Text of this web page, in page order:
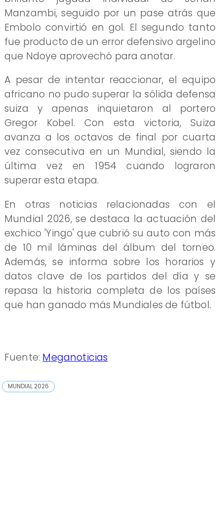
Manzambi, seguido por un pase atrás que
Embolo convirtió en gol. El segundo tanto
fue producto de un error defensivo argelino
que Ndoye aprovechó para anotar.
A pesar de intentar reaccionar, el equipo
africano no pudo superar la sólida defensa
suiza y apenas inquietaron al portero
Gregor Kobel. Con esta victoria, Suiza
avanza a los octavos de final por cuarta
vez consecutiva en un Mundial, siendo la
última vez en 1954 cuando lograron
superar esta etapa.
En otras noticias relacionadas con el
Mundial 2026, se destaca la actuación del
exchico 'Yingo' que cubrió su auto con más
de 10 mil láminas del álbum del torneo.
Además, se informa sobre los horarios y
datos clave de los partidos del día y se
repasa la historia completa de los países
que han ganado más Mundiales de fútbol.
Fuente: Meganoticias
MUNDIAL 2026